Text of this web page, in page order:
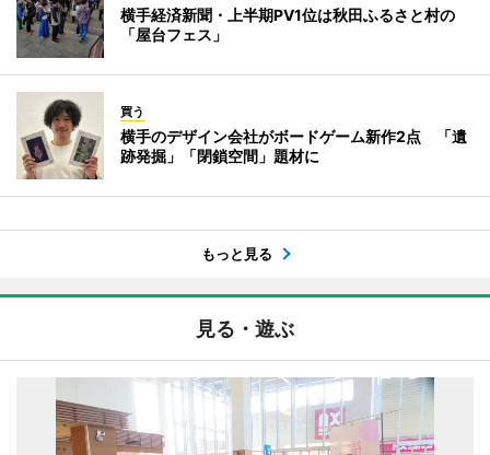
横手経済新聞・上半期PV1位は秋田ふるさと村の
「屋台フェス」
買う
横手のデザイン会社がボードゲーム新作2点 「遺
跡発掘」「閉鎖空間」題材に
もっと見る
見る・遊ぶ